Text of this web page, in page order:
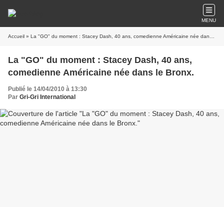
MENU
Accueil » La "GO" du moment : Stacey Dash, 40 ans, comedienne Américaine née dans le Bronx.
La "GO" du moment : Stacey Dash, 40 ans,
comedienne Américaine née dans le Bronx.
Publié le 14/04/2010 à 13:30
Par Gri-Gri International